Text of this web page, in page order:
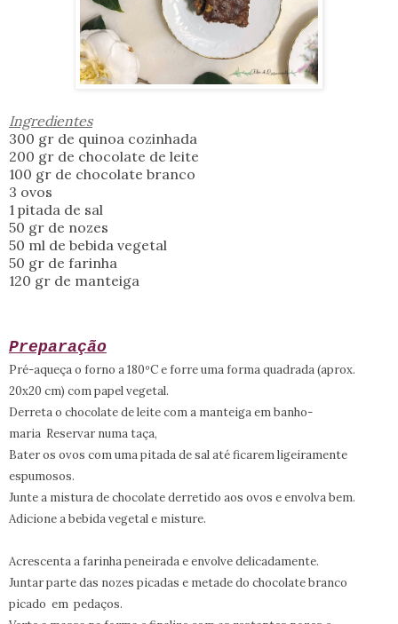
Ingredientes
300 gr de quinoa cozinhada
200 gr de chocolate de leite
100 gr de chocolate branco
3 ovos
1 pitada de sal
50 gr de nozes
50 ml de bebida vegetal
50 gr de farinha
120 gr de manteiga
Preparação
Pré-aqueça o forno a 180ºC e forre uma forma quadrada (aprox.
20x20 cm) com papel vegetal.
Derreta o chocolate de leite com a manteiga em banho-
maria Reservar numataça,
Bater os ovos com uma pitada de salaté ficarem ligeiramente
espumosos.
Junte a mistura de chocolate derretido aos ovos e envolva bem.
Adicione a bebida vegetal e misture.
Acrescenta a farinha peneirada e envolve delicadamente.
Juntar parte das nozes picadas e metade do chocolate branco
picado em pedaços.